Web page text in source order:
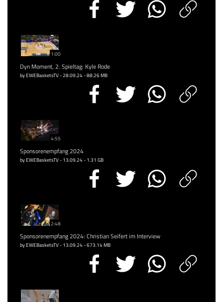
1:00
Dyn Moment, 2. Spieltag: Kyle Rode
by EWEBasketsTV - 28.09.24 - 88.26 MB
4:55
Sponsorenempfang 2024
by EWEBasketsTV - 13.09.24 - 1.31 GB
2:48
Sponsorenempfang 2024: Christian Seifert im Interview
by EWEBasketsTV - 13.09.24 - 673.14 MB